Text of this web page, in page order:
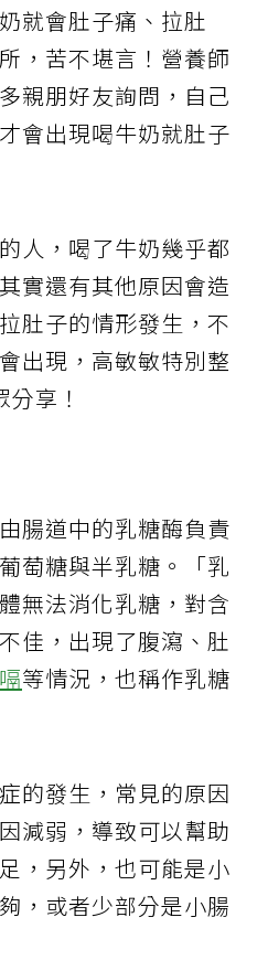
就會肚子痛、拉肚
，苦不堪言！營養師
親朋好友詢問，自己
才會出現喝牛奶就肚子
人，喝了牛奶幾乎都
實還有其他原因會造
肚子的情形發生，不
出現，高敏敏特別整
享！
腸道中的乳糖酶負責
萄糖與半乳糖。「乳
無法消化乳糖，對含
佳，出現了腹瀉、肚
等情況，也稱作乳糖
的發生，常見的原因
減弱，導致可以幫助
，另外，也可能是小
，或者少部分是小腸